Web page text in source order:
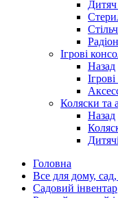
Дитяч
Ігрові
Назад
Коляски та
Назад
Головна
Все для дому,
Садовий інвентар